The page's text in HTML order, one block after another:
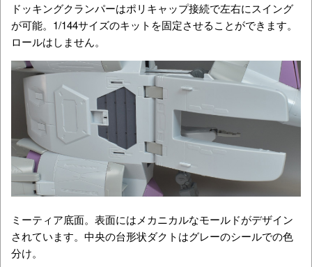
ドッキングクランパーはポリキャップ接続で左右にスイング
が可能。1/144サイズのキットを固定させることができます。
ロールはしません。
ミーティア底面。表面にはメカニカルなモールドがデザイン
されています。中央の台形状ダクトはグレーのシールでの色
分け。